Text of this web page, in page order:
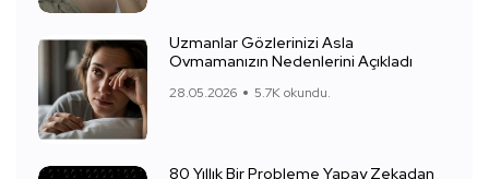
Uzmanlar Gözlerinizi Asla
Ovmamanızın Nedenlerini Açıkladı
28.05.2026 5.7K okundu.
80 Yıllık Bir Probleme Yapay Zekadan